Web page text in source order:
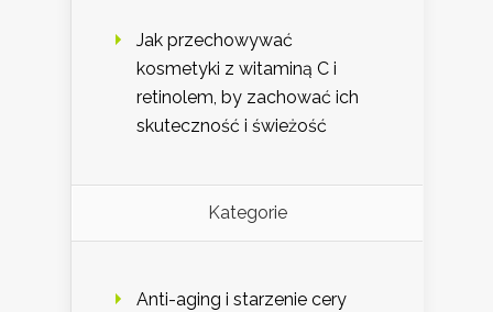
Jak przechowywać
kosmetyki z witaminą C i
retinolem, by zachować ich
skuteczność i świeżość
Kategorie
Anti-aging i starzenie cery